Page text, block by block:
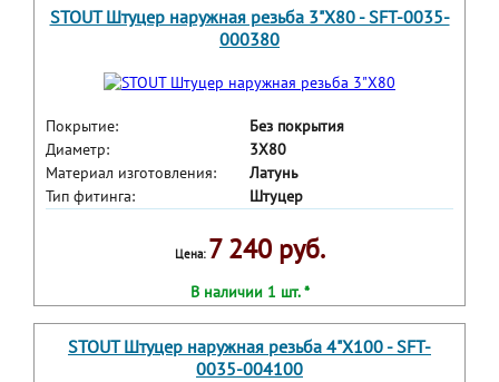
STOUT Штуцер наружная резьба 3"X80 - SFT-0035-
000380
Покрытие:
Без покрытия
Диаметр:
3X80
Материал изготовления:
Латунь
Тип фитинга:
Штуцер
Цена: 7 240 руб.
В наличии 1 шт. *
STOUT Штуцер наружная резьба 4"X100 - SFT-
0035-004100